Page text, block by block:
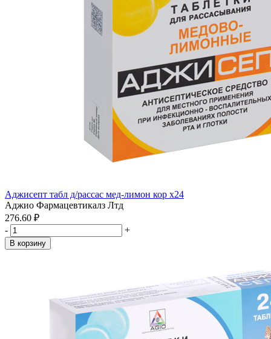
Аджисепт табл д/рассас мед-лимон кор x24
Аджио Фармацевтикалз Лтд
276.60 ₽
-
+
В корзину